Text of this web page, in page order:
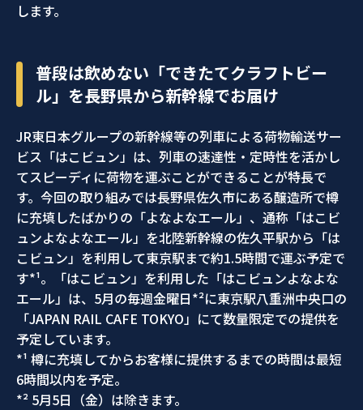
します。
普段は飲めない「できたてクラフトビー
ル」を長野県から新幹線でお届け
JR東日本グループの新幹線等の列車による荷物輸送サー
ビス「はこビュン」は、列車の速達性・定時性を活かし
てスピーディに荷物を運ぶことができることが特長で
す。今回の取り組みでは長野県佐久市にある醸造所で樽
に充填したばかりの「よなよなエール」、通称「はこビ
ュンよなよなエール」を北陸新幹線の佐久平駅から「は
こビュン」を利用して東京駅まで約1.5時間で運ぶ予定で
す*¹。「はこビュン」を利用した「はこビュンよなよな
エール」は、5月の毎週金曜日*²に東京駅八重洲中央口の
「JAPAN RAIL CAFE TOKYO」にて数量限定での提供を
予定しています。
*¹ 樽に充填してからお客様に提供するまでの時間は最短
6時間以内を予定。
*² 5月5日（金）は除きます。